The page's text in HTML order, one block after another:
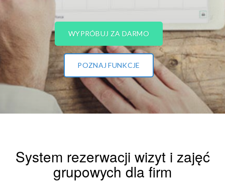
WYPRÓBUJ ZA DARMO
POZNAJ FUNKCJE
System rezerwacji wizyt i zajęć
grupowych dla firm